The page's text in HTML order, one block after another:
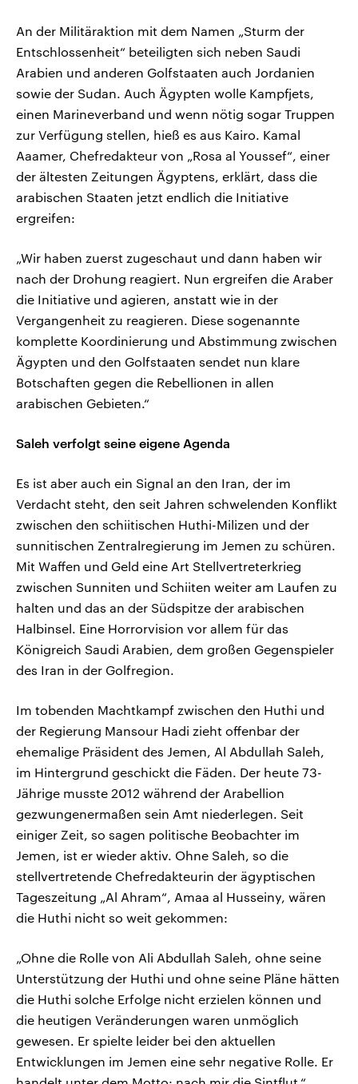
An der Militäraktion mit dem Namen „Sturm der
Entschlossenheit“ beteiligten sich neben Saudi
Arabien und anderen Golfstaaten auch Jordanien
sowie der Sudan. Auch Ägypten wolle Kampfjets,
einen Marineverband und wenn nötig sogar Truppen
zur Verfügung stellen, hieß es aus Kairo. Kamal
Aaamer, Chefredakteur von „Rosa al Youssef“, einer
der ältesten Zeitungen Ägyptens, erklärt, dass die
arabischen Staaten jetzt endlich die Initiative
ergreifen:
„Wir haben zuerst zugeschaut und dann haben wir
nach der Drohung reagiert. Nun ergreifen die Araber
die Initiative und agieren, anstatt wie in der
Vergangenheit zu reagieren. Diese sogenannte
komplette Koordinierung und Abstimmung zwischen
Ägypten und den Golfstaaten sendet nun klare
Botschaften gegen die Rebellionen in allen
arabischen Gebieten.“
Saleh verfolgt seine eigene Agenda
Es ist aber auch ein Signal an den Iran, der im
Verdacht steht, den seit Jahren schwelenden Konflikt
zwischen den schiitischen Huthi-Milizen und der
sunnitischen Zentralregierung im Jemen zu schüren.
Mit Waffen und Geld eine Art Stellvertreterkrieg
zwischen Sunniten und Schiiten weiter am Laufen zu
halten und das an der Südspitze der arabischen
Halbinsel. Eine Horrorvision vor allem für das
Königreich Saudi Arabien, dem großen Gegenspieler
des Iran in der Golfregion.
Im tobenden Machtkampf zwischen den Huthi und
der Regierung Mansour Hadi zieht offenbar der
ehemalige Präsident des Jemen, Al Abdullah Saleh,
im Hintergrund geschickt die Fäden. Der heute 73-
Jährige musste 2012 während der Arabellion
gezwungenermaßen sein Amt niederlegen. Seit
einiger Zeit, so sagen politische Beobachter im
Jemen, ist er wieder aktiv. Ohne Saleh, so die
stellvertretende Chefredakteurin der ägyptischen
Tageszeitung „Al Ahram“, Amaa al Husseiny, wären
die Huthi nicht so weit gekommen:
„Ohne die Rolle von Ali Abdullah Saleh, ohne seine
Unterstützung der Huthi und ohne seine Pläne hätten
die Huthi solche Erfolge nicht erzielen können und
die heutigen Veränderungen waren unmöglich
gewesen. Er spielte leider bei den aktuellen
Entwicklungen im Jemen eine sehr negative Rolle. Er